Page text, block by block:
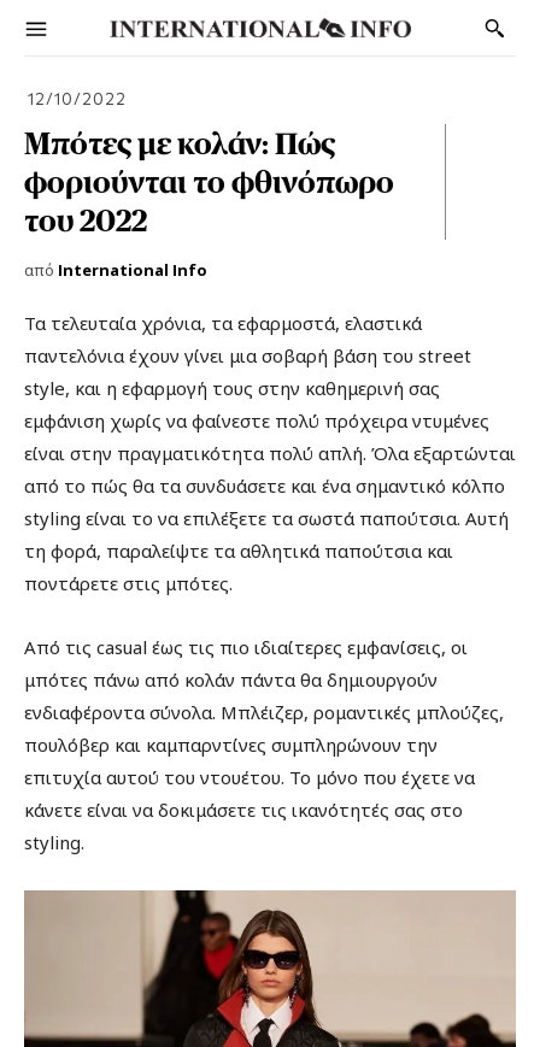
12/10/2022
Μπότες με κολάν: Πώς
φοριούνται το φθινόπωρο
του 2022
από International Info
Τα τελευταία χρόνια, τα εφαρμοστά, ελαστικά
παντελόνια έχουν γίνει μια σοβαρή βάση του street
style, και η εφαρμογή τους στην καθημερινή σας
εμφάνιση χωρίς να φαίνεστε πολύ πρόχειρα ντυμένες
είναι στην πραγματικότητα πολύ απλή. Όλα εξαρτώνται
από το πώς θα τα συνδυάσετε και ένα σημαντικό κόλπο
styling είναι το να επιλέξετε τα σωστά παπούτσια. Αυτή
τη φορά, παραλείψτε τα αθλητικά παπούτσια και
ποντάρετε στις μπότες.
Από τις casual έως τις πιο ιδιαίτερες εμφανίσεις, οι
μπότες πάνω από κολάν πάντα θα δημιουργούν
ενδιαφέροντα σύνολα. Μπλέιζερ, ρομαντικές μπλούζες,
πουλόβερ και καμπαρντίνες συμπληρώνουν την
επιτυχία αυτού του ντουέτου. Το μόνο που έχετε να
κάνετε είναι να δοκιμάσετε τις ικανότητές σας στο
styling.